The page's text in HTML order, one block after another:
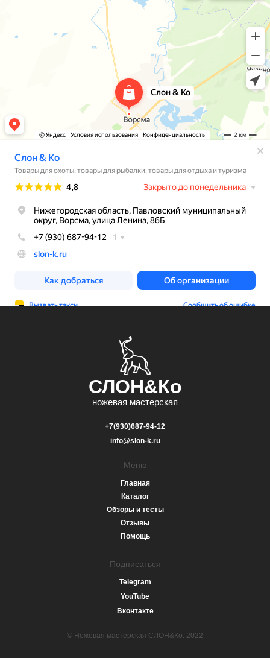
© Ножевая мастерская СЛОН&Ко. 2022
Меню
Вконтакте
YouTube
Главная
Telegram
Каталог
Обзоры и тесты
Отзывы
Помощь
Подписаться
СЛОН&Ко
ножевая мастерская
+7(930)687-94-12
info@slon-k.ru